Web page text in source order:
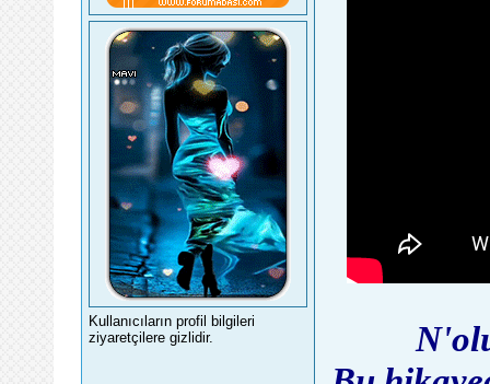
Kullanıcıların profil bilgileri
ziyaretçilere gizlidir.